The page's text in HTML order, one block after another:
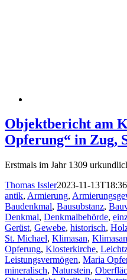
Objektbericht am
Opferung“ in Zug,
Erstmals im Jahr 1309
Thomas Issler2023-11-
antik, Armierung,
Baudenkmal, Bausubstanz,
Denkmal, Denkmalbehörde,
Gerüst, Gewebe, historisch,
St. Michael, Klimasan,
Opferung, Klosterkirche,
Leistungsvermögen, Maria
mineralisch, Naturstein,